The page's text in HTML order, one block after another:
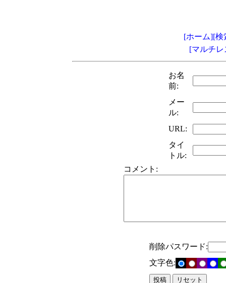
[ホーム][検
[マルチ
お名
前:
メー
ル:
URL:
タイ
トル:
コメント:
削除パスワード:
文字色: